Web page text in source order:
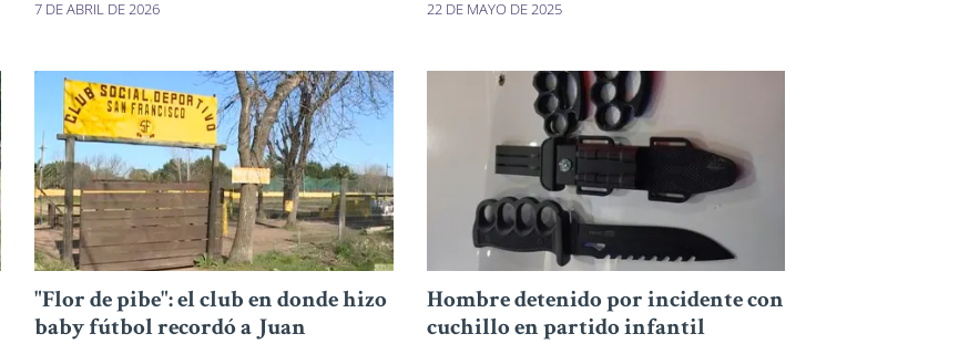
7 DE ABRIL DE 2026 22 DE MAYO DE 2025
"Flor de pibe": el club en donde hizo
baby fútbol recordó a Juan
Hombre detenido por incidente con
cuchillo en partido infantil